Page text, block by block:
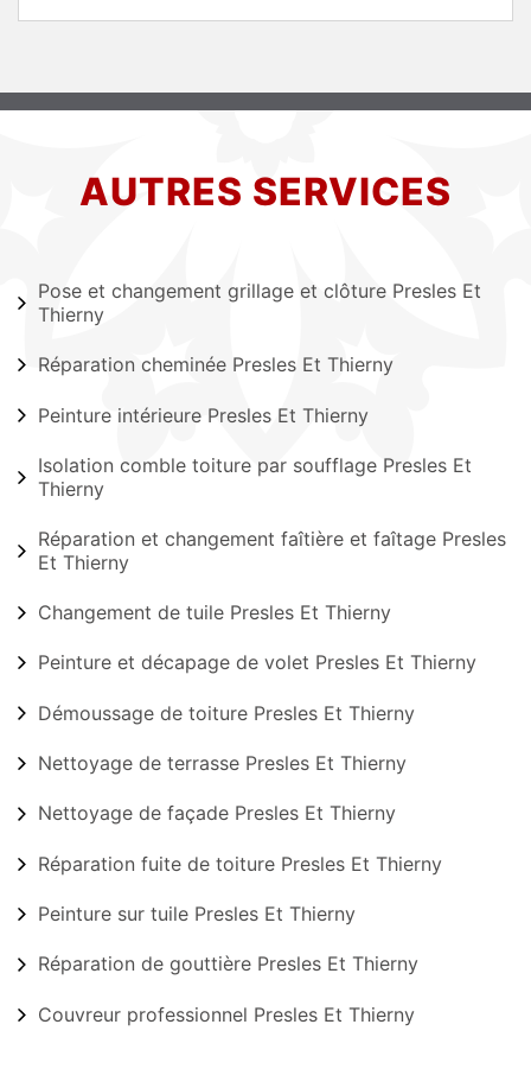
AUTRES SERVICES
Pose et changement grillage et clôture Presles Et
Thierny
Réparation cheminée Presles Et Thierny
Peinture intérieure Presles Et Thierny
Isolation comble toiture par soufflage Presles Et
Thierny
Réparation et changement faîtière et faîtage Presles
Et Thierny
Changement de tuile Presles Et Thierny
Peinture et décapage de volet Presles Et Thierny
Démoussage de toiture Presles Et Thierny
Nettoyage de terrasse Presles Et Thierny
Nettoyage de façade Presles Et Thierny
Réparation fuite de toiture Presles Et Thierny
Peinture sur tuile Presles Et Thierny
Réparation de gouttière Presles Et Thierny
Couvreur professionnel Presles Et Thierny